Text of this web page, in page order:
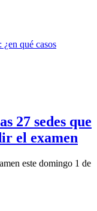
27 sedes que
el examen
este domingo 1 de